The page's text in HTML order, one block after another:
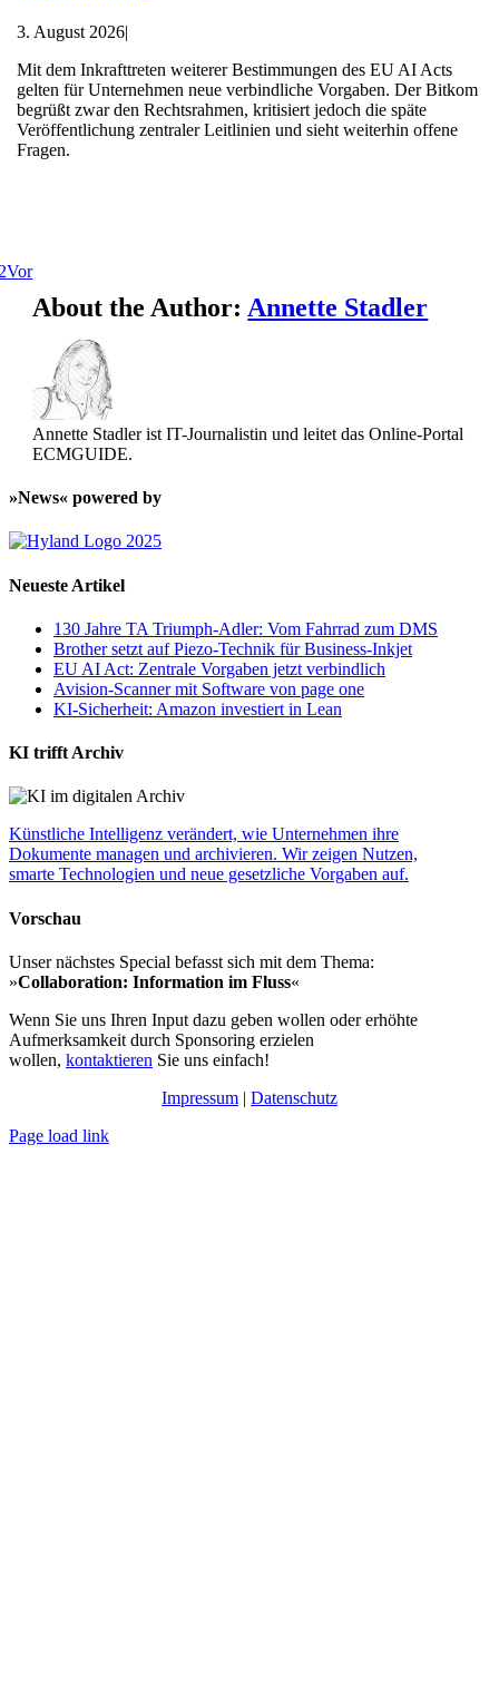
3. August 2026|
Mit dem Inkrafttreten weiterer Bestimmungen des EU AI Acts
gelten für Unternehmen neue verbindliche Vorgaben. Der Bitkom
begrüßt zwar den Rechtsrahmen, kritisiert jedoch die späte
Veröffentlichung zentraler Leitlinien und sieht weiterhin offene
Fragen.
Vor
About the Author: Annette Stadler
Annette Stadler ist IT-Journalistin und leitet das Online-Portal
ECMGUIDE.
»News« powered by
Neueste Artikel
130 Jahre TA Triumph-Adler: Vom Fahrrad zum DMS
Brother setzt auf Piezo-Technik für Business-Inkjet
EU AI Act: Zentrale Vorgaben jetzt verbindlich
Avision-Scanner mit Software von page one
KI-Sicherheit: Amazon investiert in Lean
KI trifft Archiv
Künstliche Intelligenz verändert, wie Unternehmen ihre
Dokumente managen und archivieren. Wir zeigen Nutzen,
smarte Technologien und neue gesetzliche Vorgaben auf.
Vorschau
Unser nächstes Special befasst sich mit dem Thema:
»Collaboration: Information im Fluss«
Wenn Sie uns Ihren Input dazu geben wollen oder erhöhte
Aufmerksamkeit durch Sponsoring erzielen
wollen, kontaktieren Sie uns einfach!
Impressum | Datenschutz
Page load link